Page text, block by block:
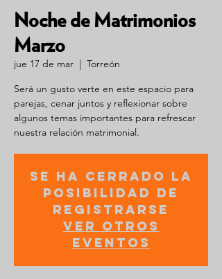
Noche de Matrimonios
Marzo
jue 17 de mar
  |
Torreón
Será un gusto verte en este espacio para
parejas, cenar juntos y reflexionar sobre
algunos temas importantes para refrescar
nuestra relación matrimonial.
Se ha cerrado la
posibilidad de
registrarse
Ver otros
eventos